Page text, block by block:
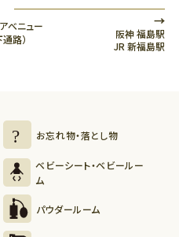
べニュー
通路）
→
阪神 福島駅
JR 新福島駅
お忘れ物・落とし物
ベビーシート・ベビールー
ム
パウダールーム